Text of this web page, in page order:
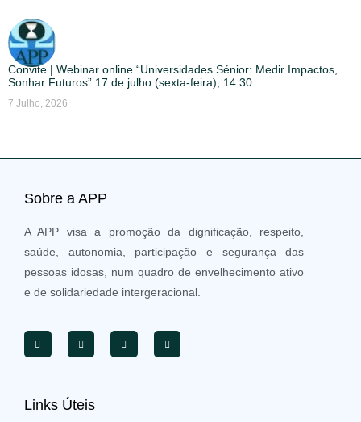
Convite | Webinar online “Universidades Sénior: Medir Impactos,
Sonhar Futuros” 17 de julho (sexta-feira); 14:30
7 Julho, 2026
Sobre a APP
A APP visa a promoção da dignificação, respeito,
saúde, autonomia, participação e segurança das
pessoas idosas, num quadro de envelhecimento ativo
e de solidariedade intergeracional.
Links Úteis